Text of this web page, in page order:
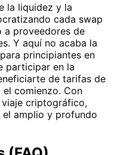
la liquidez y la
cada swap
proveedores de
Y aquí no acaba la
principiantes en
participar en la
de tarifas de
comienzo. Con
viaje criptográfico,
amplio y profundo